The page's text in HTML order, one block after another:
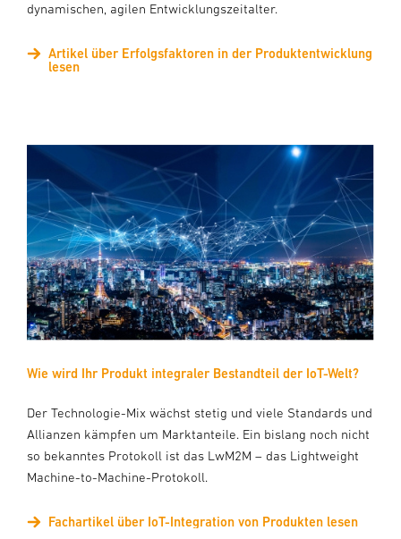
dynamischen, agilen Entwicklungszeitalter.
Artikel über Erfolgsfaktoren in der Produktentwicklung
lesen
Wie wird Ihr Produkt integraler Bestandteil der IoT-Welt?
Der Technologie-Mix wächst stetig und viele Standards und
Allianzen kämpfen um Marktanteile. Ein bislang noch nicht
so bekanntes Protokoll ist das LwM2M – das Lightweight
Machine-to-Machine-Protokoll.
Fachartikel über IoT-Integration von Produkten lesen